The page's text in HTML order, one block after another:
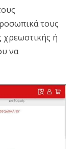
τους
χρεωστικής ή
να